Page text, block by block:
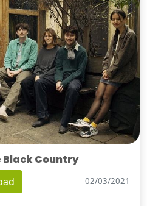
Black Country
02/03/2021